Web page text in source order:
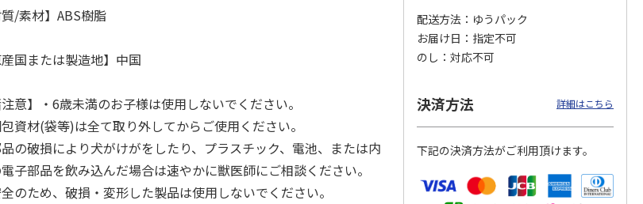
ンド 4L
(送料別・税込)
イレ ナチュラルグ
1,550円
(送料別・税込) (送料別・税込)
ペット線香 虹のか
なた フルーティフ
ローラルの香り
590円
(送料別・税込) (送料別・税込)
質/素材】ABS樹脂
産国または製造地】中国
注意】・6歳未満のお子様は使用しないでください。
包資材(袋等)は全て取り外してからご使用ください。
品の破損により犬がけがをしたり、プラスチック、電池、または内
子部品を飲み込んだ場合は速やかに獣医師にご相談ください。
全のため、破損・変形した製品は使用しないでください。
配送方法
ゆうパック
お届け日
指定不可
のし
対応不可
決済方法 詳細はこちら
下記の決済方法がご利用頂けます。